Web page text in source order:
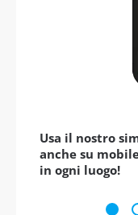
Usa il nostro
anche su
in ogni luogo!